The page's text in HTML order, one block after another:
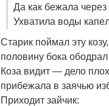
Да как бежала через
Ухватила воды
Старик поймал эту
половину бока
Коза видит — дело
прибежала в заячью
Приходит зайчик: